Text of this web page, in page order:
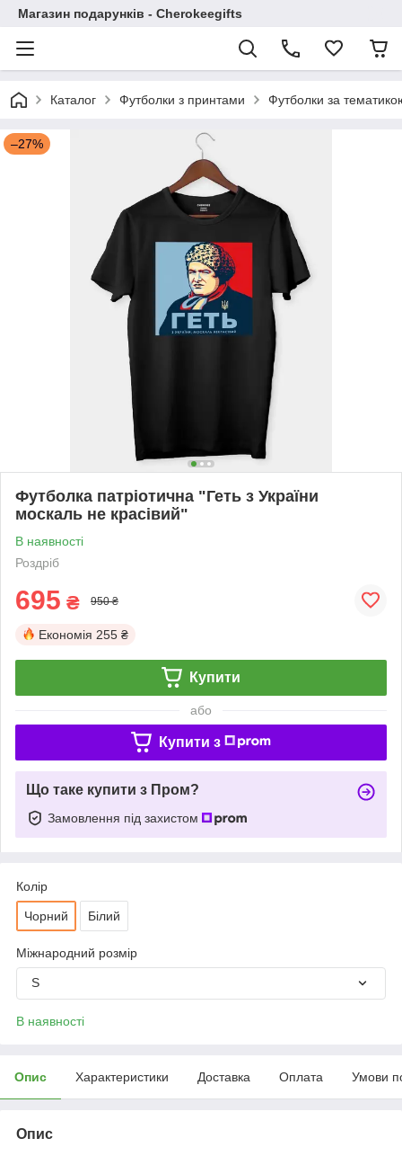
Магазин подарунків - Cherokeegifts
Каталог Футболки з принтами Футболки за
–27%
Футболка патріотична "Геть з України
москаль не красівий"
В наявності
Роздріб
695 ₴ 950 ₴
Економія 255 ₴
Купити
або
Купити з
Що таке купити з Пром?
Замовлення під захистом
Колір
Чорний Білий
Міжнародний розмір
S
В наявності
Опис Характеристики Доставка Оплата Умови
Опис